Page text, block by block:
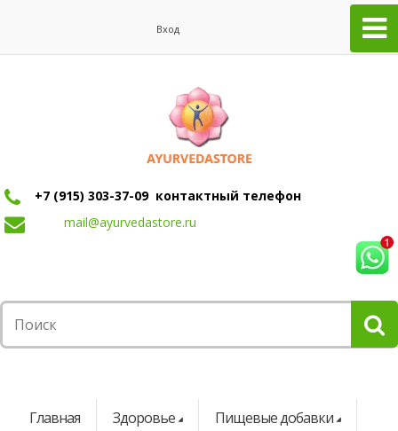
Вход
+7 (915) 303-37-09 контактный телефон
mail@ayurvedastore.ru
Главная Здоровье
Пищевые добавки